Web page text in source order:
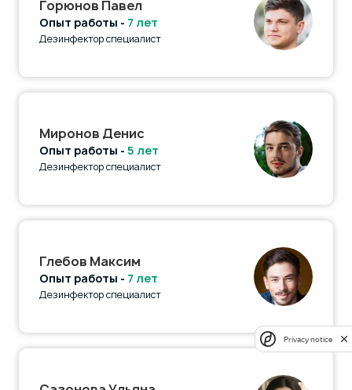
Горюнов Павел
Опыт работы - 7 лет
Дезинфектор специалист
Миронов Денис
Опыт работы - 5 лет
Дезинфектор специалист
Глебов Максим
Опыт работы - 7 лет
Дезинфектор специалист
Privacy notice